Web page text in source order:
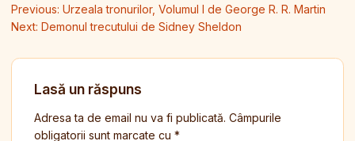
Navigare în articole
Previous: Urzeala tronurilor, Volumul I de George R. R. Martin
Next: Demonul trecutului de Sidney Sheldon
Lasă un răspuns
Adresa ta de email nu va fi publicată. Câmpurile
obligatorii sunt marcate cu *